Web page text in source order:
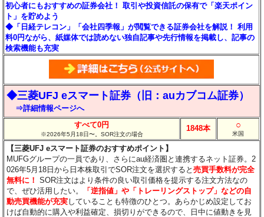
初心者にもおすすめの証券会社！ 取引や投資信託の保有で「楽天ポイン
ト」を貯めよう
◆「日経テレコン」「会社四季報」が閲覧できる証券会社を解説！ 利用
料0円ながら、紙媒体では読めない独自記事や先行情報を掲載し、記事の
検索機能も充実
◆三菱UFJ eスマート証券（旧：auカブコム証券）
⇒詳細情報ページへ
すべて0円
※2026年5月18日〜。SOR注文の場合
1848本 ○
米国
【三菱UFJ eスマート証券のおすすめポイント】
MUFGグループの一員であり、さらにau経済圏と連携するネット証券。2
026年5月18日から日本株取引でSOR注文を選択すると売買手数料が完全
無料に！ SOR注文はより条件の良い取引価格を提示する注文方法なの
で、ぜひ活用したい。
「逆指値」や「トレーリングストップ」などの自
動売買機能が充実していることも特徴のひとつ。あらかじめ設定してお
けば自動的に購入や利益確定、損切りができるので、日中に値動きを見